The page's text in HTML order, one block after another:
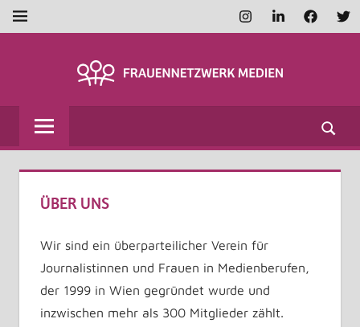
Zum
Inhalt
InstagramLinkedIn
MENÜ
MEDIEN
ÜBER UNS
Wir sind ein überparteilicher Verein für
Journalistinnen und Frauen in Medienberufen,
der 1999 in Wien gegründet wurde und
inzwischen mehr als 300 Mitglieder zählt.